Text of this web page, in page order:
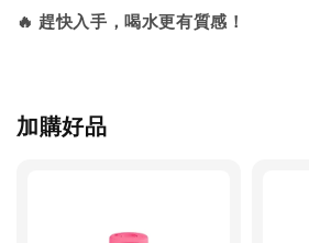
🔥 趕快入手，喝水更有質感！
加購好品